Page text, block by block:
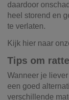
daardoor
heel storend en
te verlaten.
Kijk hier naar
Tips om
Wanneer je
een goed
verschillende